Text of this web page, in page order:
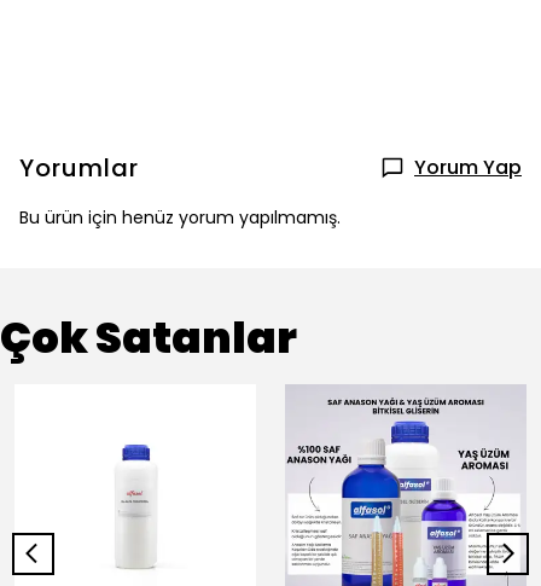
Yorumlar Yorum Yap
Bu ürün için henüz yorum yapılmamış.
Çok Satanlar